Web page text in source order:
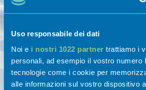
Uso responsabile dei dati
Noi e i nostri 1022 partner trattiamo i
personali, ad esempio il vostro numero
tecnologie come i cookie per
alle informazioni sul vostro dispositivo